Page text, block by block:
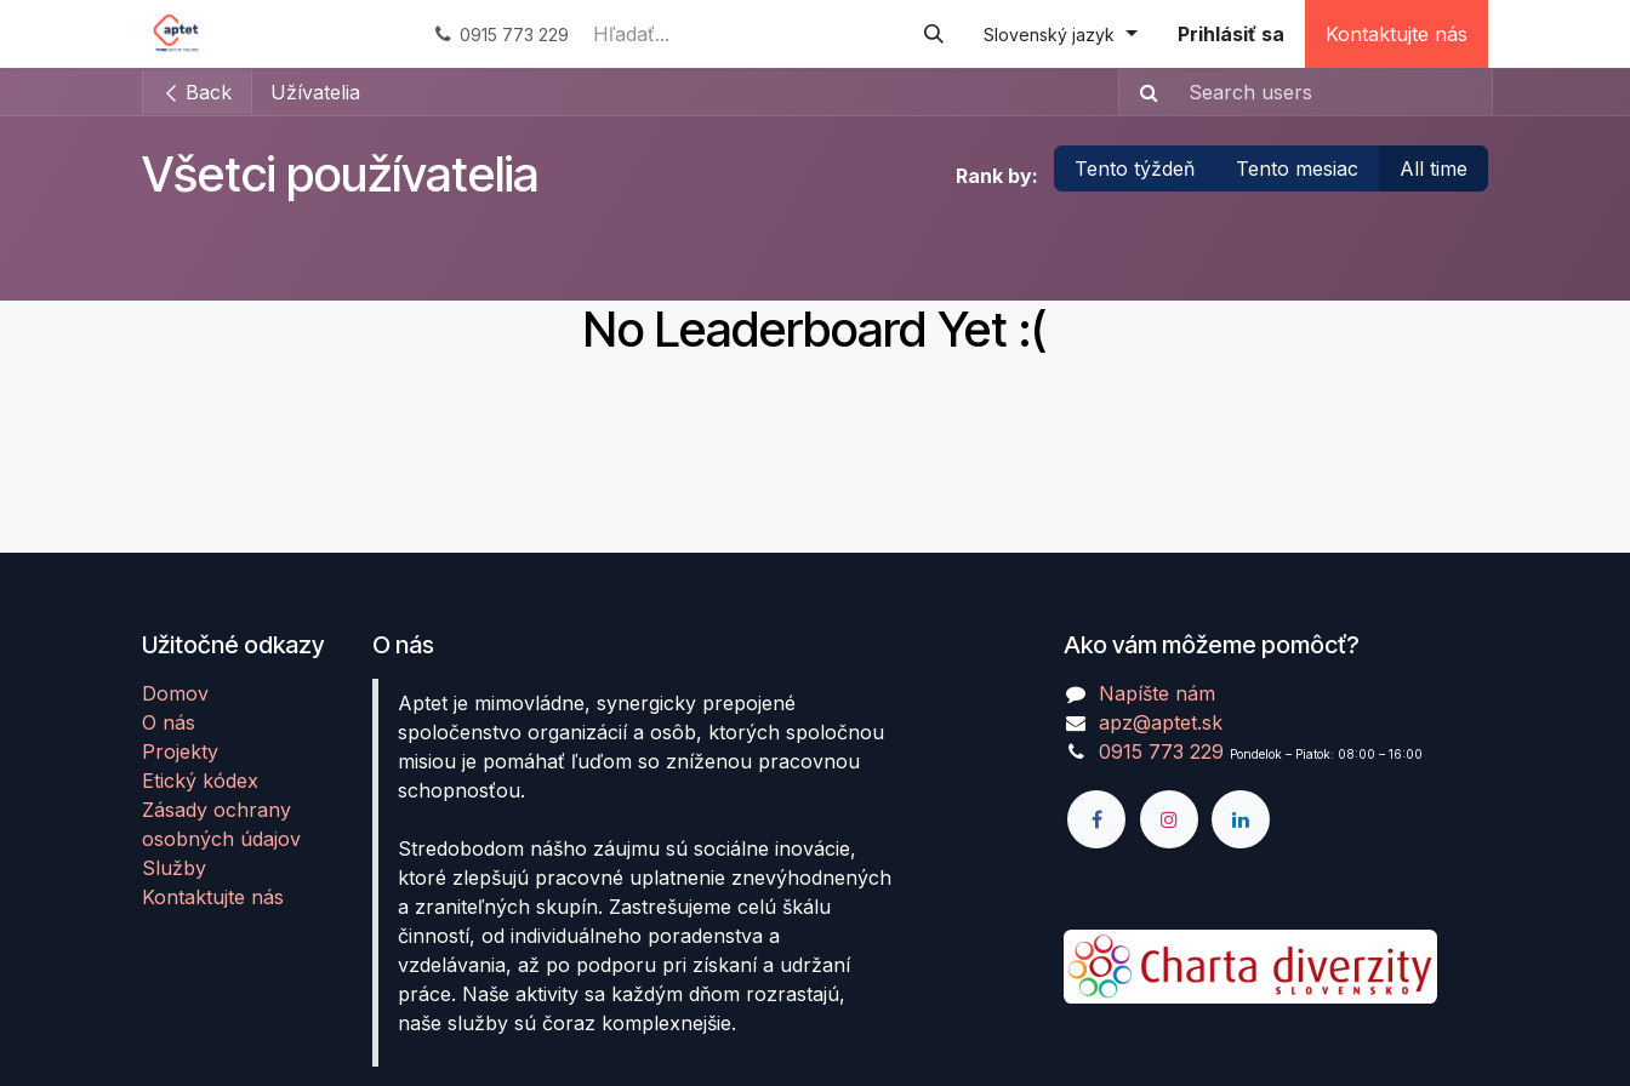
Impact sourcing Naše služby Podporované zamestnávanie Náhradné plnenie (testovacia)
0915 773 229 Slovenský jazyk Prihlásiť sa Kontaktujte nás
Back Užívatelia
Všetci používatelia Rank by: Tento týždeň Tento mesiac All time
No Leaderboard Yet :(
Užitočné odkazy
Domov
O nás
Projekty
Etický kódex
Zásady ochrany
osobných údajov
Služby
Kontaktujte nás
O nás
Aptet je mimovládne, synergicky prepojené
spoločenstvo organizácií a osôb, ktorých spoločnou
misiou je pomáhať ľuďom so zníženou pracovnou
schopnosťou.
Stredobodom nášho záujmu sú sociálne inovácie,
ktoré zlepšujú pracovné uplatnenie znevýhodnených
a zraniteľných skupín. Zastrešujeme celú škálu
činností, od individuálneho poradenstva a
vzdelávania, až po podporu pri získaní a udržaní
práce. Naše aktivity sa každým dňom rozrastajú,
naše služby sú čoraz komplexnejšie.
Ako vám môžeme pomôcť?
Napíšte nám
apz@aptet.sk
0915 773 229 Pondelok – Piatok: 08:00 – 16:00